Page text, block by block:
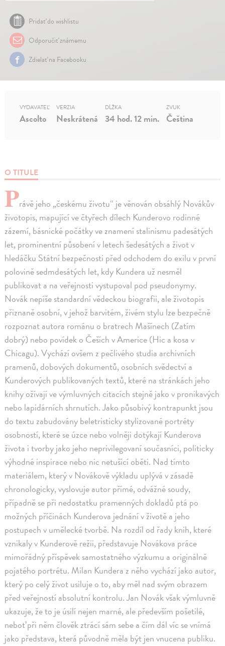
Pridať do wishlistu
Odporučiť známemu
Zdielať na Facebooku
O TITULE
Právě jeho „českému životu“ je věnován obsáhlý Novákův
životopis, mapující ve čtyřech dílech Kunderovo rodinné
zázemí, básnické počátky ve znamení stalinismu padesátých
let, prominentní působení v letech šedesátých a život v
hledáčku Státní bezpečnosti před odchodem do exilu v první
polovině sedmdesátých let, kdy Kundera už nesměl
publikovat a na veřejnosti vystupoval pod pseudonymy.
Novák nepíše standardní vědeckou biografii, ale životopis
přiznaně osobní, v jehož barvitém, živém stylu lze bezpečně
rozpoznat autora románu o bratrech Mašínech (Zatím
dobrý) nebo povídek o Češích v Americe (Hic a kosa v
Chicagu). Vychází ovšem z pečlivého studia archivních
pramenů, dobových dokumentů, osobních svědectví a
Kunderových publikovaných textů, které na stránkách jeho
knihy ožívají ve výmluvných citacích stejně jako v pronikavých
nebo lapidárních shrnutích. Jako působivý kontrapunkt jsou
do textu zabudovány beletristicky stylizované portréty
osobností, které se úzce nebo volněji dotýkají Kunderova
života i tvorby jako jeho neprivilegovaní současníci, politicky
výhodné inspirace nebo nic netušící oběti. Nad tímto
materiálem, který v Novákově výkladu uplývá v zásadě
chronologicky, vyslovuje autor přímé, odvážné soudy,
případně se při nedostatku pramenných dokladů ptá po
možných příčinách Kunderova jednání v životě a jeho
postupech v umělecké tvorbě. Na rozdíl od řady knih, které
vznikaly v Kunderově režii, představuje Novákova práce
mimořádný příspěvek samostatného výzkumu a originálně
pojatého portrétu. Milan Kundera z něho vychází jako autor,
který po celý život usiluje o to, aby měl nad svým obrazem
před veřejností absolutní kontrolu. Jan Novák však výmluvně
ukazuje, že to je úsilí nejen marné, ale především pošetilé,
neboť při něm člověk ztrácí sám sebe a čím dál víc se vnímá
jako představa, která původně měla být jen vnucena publiku.
VYDAVATEĽ
Ascolto
VERZIA
Neskrátená
DĹŽKA
34 hod. 12 min.
ZVUK
Čeština